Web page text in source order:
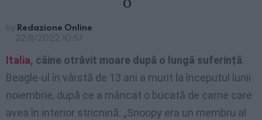
by Redazione Online
22/11/2022, 10:57
Italia, câine otrăvit moare după o lungă suferință.
Beagle-ul în vârstă de 13 ani a murit la începutul lunii
noiembrie, după ce a mâncat o bucată de carne care
avea în interior stricnină: „Snoopy era un membru al